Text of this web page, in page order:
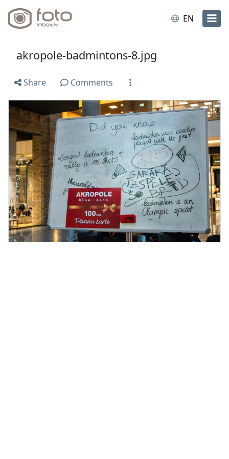
EN
akropole-badmintons-8.jpg
Share Comments